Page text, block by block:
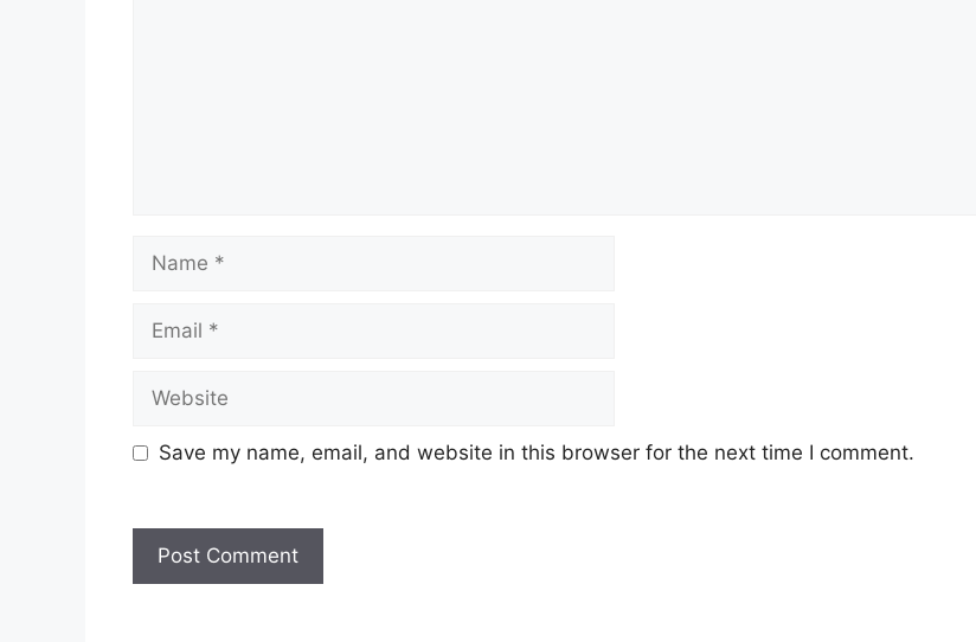
Name
Email
Website
Save my name, email, and website in this browser for the next time I comment.